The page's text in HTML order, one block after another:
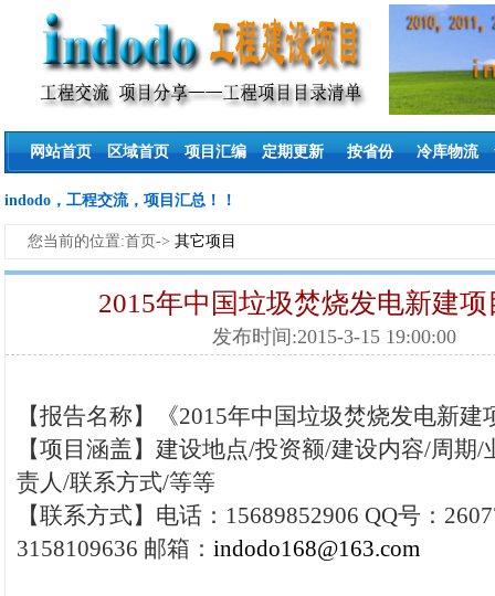
网站首页 区域首页 项目汇编 定期更新 按省份 冷库物流
indodo，工程交流，项目汇总！！
您当前的位置:首页-> 其它项目
2015年中国垃圾焚烧发电新建
发布时间:2015-3-15 19:00:00
【报告名称】《2015年中国垃圾焚烧发电新建
【项目涵盖】建设地点/投资额/建设内容/周期
责人/联系方式/等等
【联系方式】电话：15689852906 QQ号：
3158109636 邮箱： indodo168@163.com